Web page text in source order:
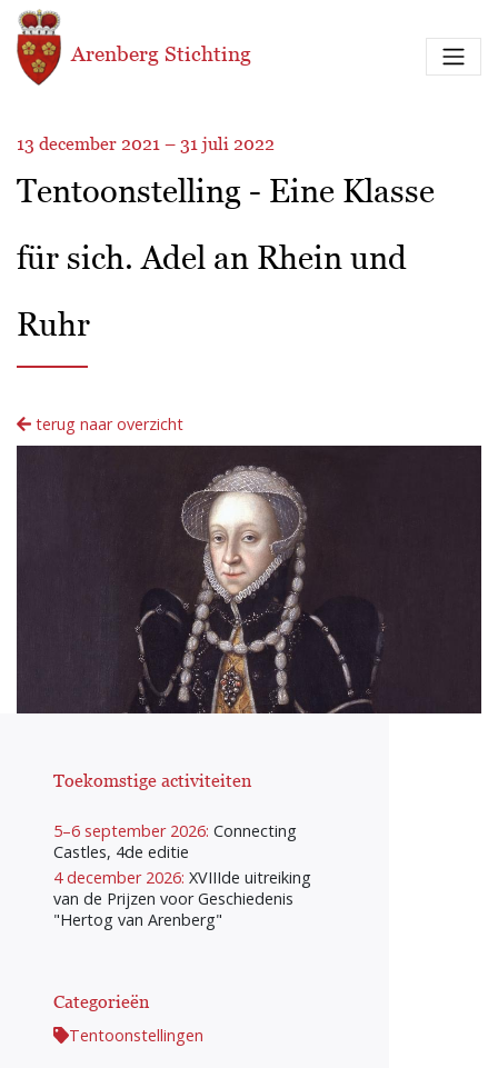
Overslaan en naar de inhoud gaan
Arenberg Stichting
13 december 2021 – 31 juli 2022
Tentoonstelling - Eine Klasse
für sich. Adel an Rhein und
Ruhr
terug naar overzicht
Toekomstige activiteiten
5–6 september 2026: Connecting
Castles, 4de editie
4 december 2026: XVIIIde uitreiking
van de Prijzen voor Geschiedenis
"Hertog van Arenberg"
Categorieën
Tentoonstellingen